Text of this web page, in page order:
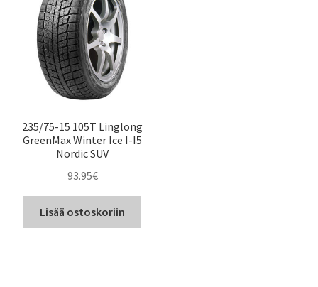
235/75-15 105T Linglong
GreenMax Winter Ice I-I5
Nordic SUV
93.95€
Lisää ostoskoriin